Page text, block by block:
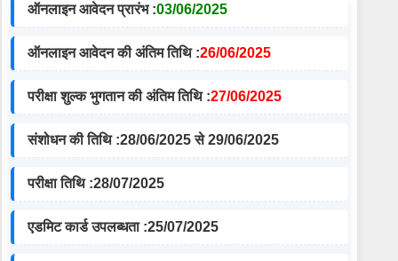
ऑनलाइन आवेदन प्रारंभ :03/06/2025
ऑनलाइन आवेदन की अंतिम तिथि :26/06/2025
परीक्षा शुल्क भुगतान की अंतिम तिथि :27/06/2025
संशोधन की तिथि :28/06/2025 से 29/06/2025
परीक्षा तिथि :28/07/2025
एडमिट कार्ड उपलब्धता :25/07/2025